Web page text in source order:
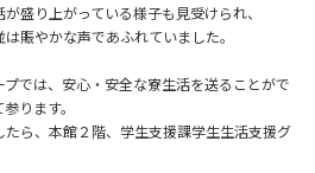
盛り上がっている様子も見受けられ、
賑やかな声であふれていました。
では、安心・安全な寮生活を送ることがで
ります。
ら、本館２階、学生支援課学生生活支援グ